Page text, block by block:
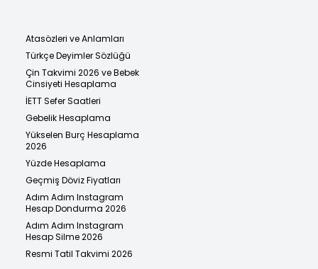
Atasözleri ve Anlamları
Türkçe Deyimler Sözlüğü
Çin Takvimi 2026 ve Bebek
Cinsiyeti Hesaplama
İETT Sefer Saatleri
Gebelik Hesaplama
Yükselen Burç Hesaplama
2026
Yüzde Hesaplama
Geçmiş Döviz Fiyatları
Adım Adım Instagram
Hesap Dondurma 2026
Adım Adım Instagram
Hesap Silme 2026
Resmi Tatil Takvimi 2026